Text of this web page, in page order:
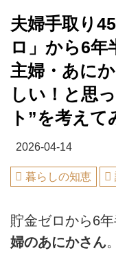
夫婦手取り
ロ」から6年
主婦・あに
しい！と思
ト”を考え
2026-04-14
暮らしの知恵
貯金ゼロから6
婦のあにかさん